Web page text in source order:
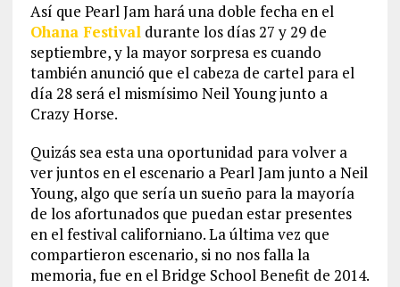
Así que Pearl Jam hará una doble fecha en el
Ohana Festivaldurante los días 27 y 29 de
septiembre, y la mayor sorpresa es cuando
también anunció que el cabeza de cartel para el
día 28 será el mismísimo Neil Young junto a
Crazy Horse.
Quizás sea esta una oportunidad para volver a
ver juntos en el escenario a Pearl Jam junto a Neil
Young, algo que sería un sueño para la mayoría
de los afortunados que puedan estar presentes
en el festival californiano. La última vez que
compartieron escenario, si no nos falla la
memoria, fue en el Bridge School Benefit de 2014.